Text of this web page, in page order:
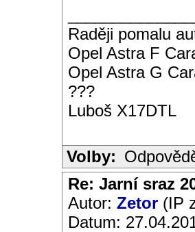
Raději pomalu
Opel Astra F
Opel Astra G
???
Luboš X17DTL
Volby:
Re: Jarní sraz
Autor: Zetor (IP
Datum: